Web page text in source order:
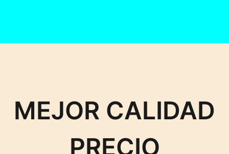
MEJOR CALIDAD
PRECIO